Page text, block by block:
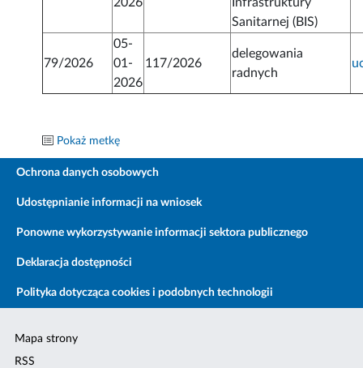
Sanitarnej (BIS)
79/2026
05-
01-
2026
117/2026
delegowania
radnych
Pokaż metkę
Ochrona danych osobowych
Udostępnianie informacji na wniosek
Ponowne wykorzystywanie informacji sektora publicznego
Deklaracja dostępności
Polityka dotycząca cookies i podobnych technologii
Mapa strony
RSS